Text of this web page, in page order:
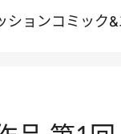
ションコミック